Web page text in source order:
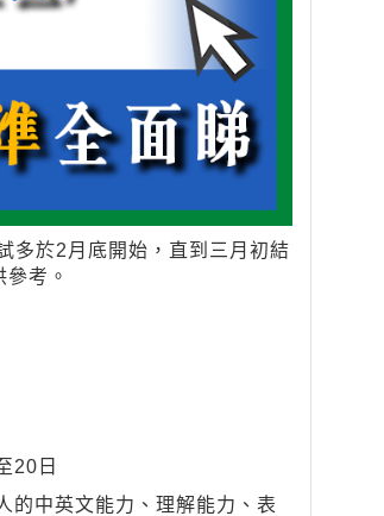
多於2月底開始，直到三月初結
考。
20日
的中英文能力、理解能力、表